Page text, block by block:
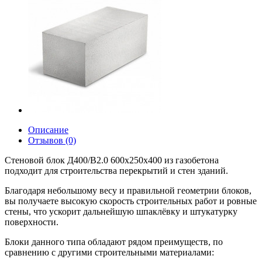
Описание
Отзывов (0)
Стеновой блок Д400/В2.0 600x250x400 из газобетона
подходит для строительства перекрытий и стен зданий.
Благодаря небольшому весу и правильной геометрии блоков,
вы получаете высокую скорость строительных работ и ровные
стены, что ускорит дальнейшую шпаклёвку и штукатурку
поверхности.
Блоки данного типа обладают рядом преимуществ, по
сравнению с другими строительными материалами: